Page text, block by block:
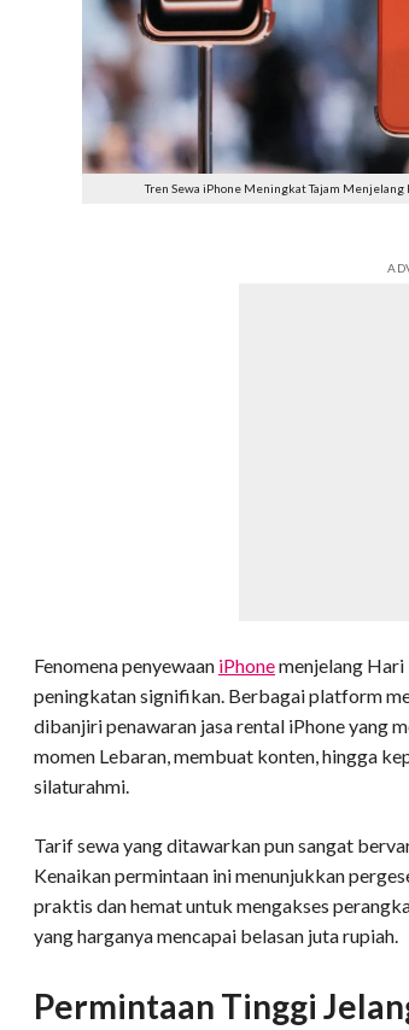
Tren Sewa iPhone Meningkat Tajam
Fenomena penyewaan iPhonemenjelang
peningkatan signifikan. Berbagai platform
dibanjiri penawaran jasa rental iPhone yang
momen Lebaran, membuat konten, hingga
silaturahmi.
Tarif sewa yang ditawarkan pun sangat
Kenaikan permintaan ini menunjukkan
praktis dan hemat untuk mengakses
yang harganya mencapai belasan juta rupiah.
Permintaan Tinggi